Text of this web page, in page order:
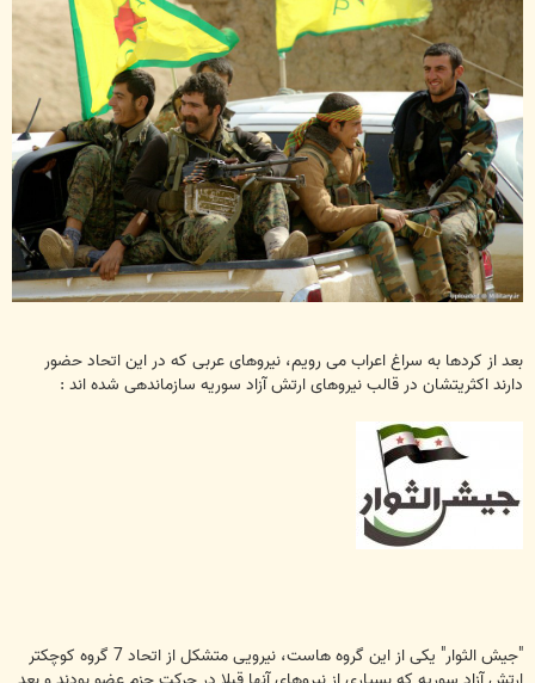
بعد از کردها به سراغ اعراب می رویم، نیروهای عربی که در این اتحاد حضور
دارند اکثریتشان در قالب نیروهای ارتش آزاد سوریه سازماندهی شده اند :
"جیش الثوار" یکی از این گروه هاست، نیرویی متشکل از اتحاد 7 گروه کوچکتر